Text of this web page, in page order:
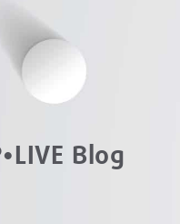
Blog